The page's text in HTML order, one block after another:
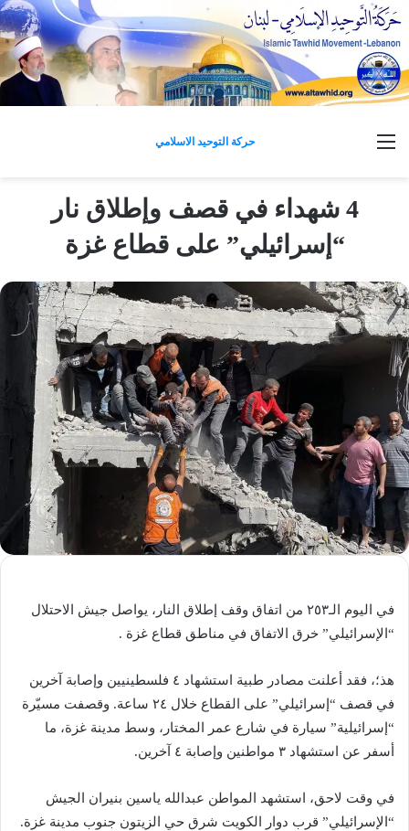
حركة التوحيد الاسلامي القائمة
4 شهداء في قصف وإطلاق نار
“إسرائيلي” على قطاع غزة
في اليوم الـ٢٥٣ من اتفاق وقف إطلاق النار، يواصل جيش الاحتلال
“الإسرائيلي” خرق الاتفاق في مناطق قطاع غزة .
هذ؛، فقد أعلنت مصادر طبية استشهاد ٤ فلسطينيين وإصابة آخرين
في قصف “إسرائيلي” على القطاع خلال ٢٤ ساعة. وقصفت مسيّرة
“إسرائيلية” سيارة في شارع عمر المختار، وسط مدينة غزة، ما
أسفر عن استشهاد ٣ مواطنين وإصابة ٤ آخرين.
في وقت لاحق، استشهد المواطن عبدالله ياسين بنيران الجيش
“الإسرائيلي” قرب دوار الكويت شرق حي الزيتون جنوب مدينة غزة.